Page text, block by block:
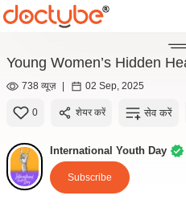
Young Women’s Hidden
738 व्यूज़ | 02 Sep, 2025
0 शेयर करें सेव करें
International Youth Day
Subscribe